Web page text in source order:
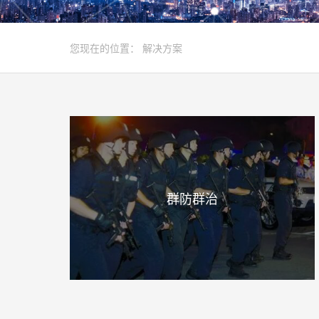
您现在的位置： 解决方案
群防群治